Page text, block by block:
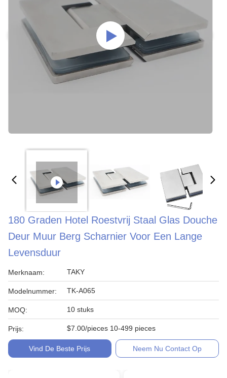
180 Graden Hotel Roestvrij Staal Glas Douche
Deur Muur Berg Scharnier Voor Een Lange
Levensduur
Merknaam: TAKY
Modelnummer: TK-A065
MOQ: 10 stuks
Prijs: $7.00/pieces 10-499 pieces
Vind De Beste Prijs Neem Nu Contact Op